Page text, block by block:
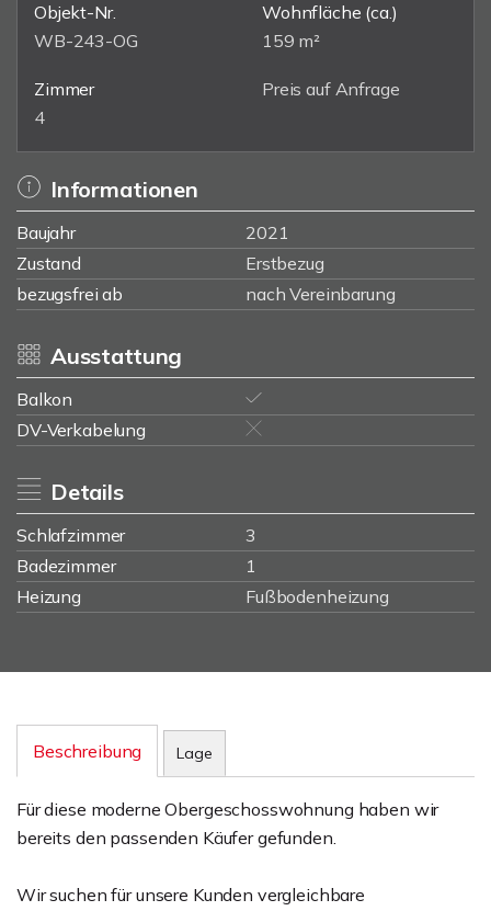
Objekt-Nr.
WB-243-OG
Wohnfläche (ca.)
159 m²
Zimmer
4
Preis auf Anfrage
Informationen
Baujahr
2021
Zustand
Erstbezug
bezugsfrei ab
nach Vereinbarung
Ausstattung
Balkon
DV-Verkabelung
Details
Schlafzimmer
3
Badezimmer
1
Heizung
Fußbodenheizung
Beschreibung Lage
Für diese moderne Obergeschosswohnung haben wir
bereits den passenden Käufer gefunden.
Wir suchen für unsere Kunden vergleichbare